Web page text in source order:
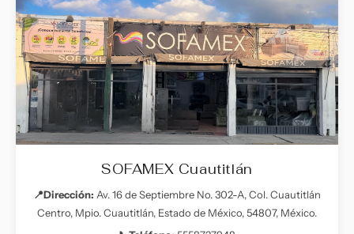
SOFAMEX Cuautitlán
📍Dirección: Av. 16 de Septiembre No. 302-A, Col. Cuautitlán
Centro, Mpio. Cuautitlán, Estado de México, 54807, México.